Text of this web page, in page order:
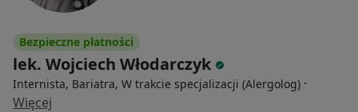
Bezpieczne płatności
lek. Wojciech Włodarczyk
Internista, Bariatra, W trakcie specjalizacji (Alergolog) ·
Więcej